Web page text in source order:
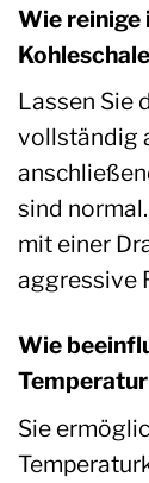
Wie reinige
Lassen Sie
vollständig
sind
mit einer
aggressive
Wie
Sie